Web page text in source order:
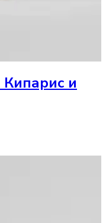
Кипарис и